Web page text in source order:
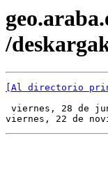
/
[Al directorio
viernes, 28 de
viernes, 22 de